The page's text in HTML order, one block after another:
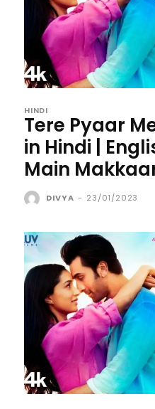
HINDI
Tere Pyaar
in Hindi |
Main
DIVYA - 23/01/2023